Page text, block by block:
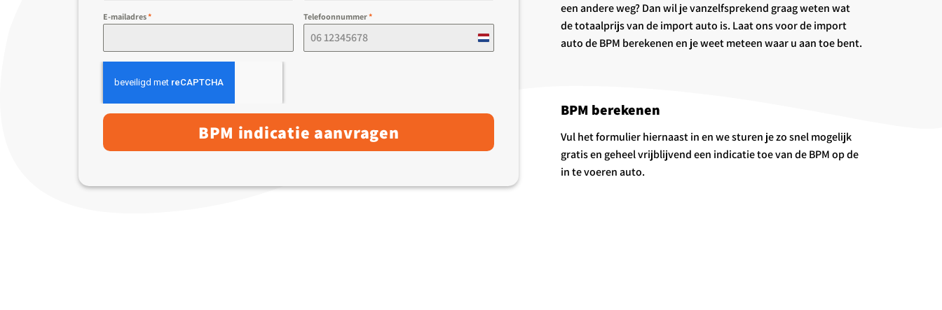
E-mailadres* Telefoonnummer*
Netherlands
BPM indicatie aanvragen
een andere weg? Dan wil je vanzelfsprekend graag weten wat
de totaalprijs van de import auto is. Laat ons voor de import
auto de BPM berekenen en je weet meteen waar u aan toe bent.
BPM berekenen
Vul het formulier hiernaast in en we sturen je zo snel mogelijk
gratis en geheel vrijblijvend een indicatie toe van de BPM op de
in te voeren auto.